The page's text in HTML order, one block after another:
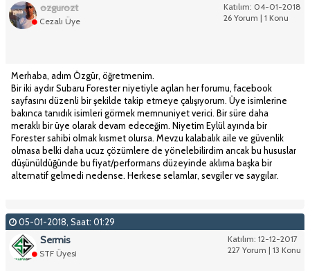
Katılım: 04-01-2018
26 Yorum | 1 Konu
ozgurozt
Cezalı Üye
Merhaba, adım Özgür, öğretmenim.
Bir iki aydır Subaru Forester niyetiyle açılan her forumu, facebook
sayfasını düzenli bir şekilde takip etmeye çalışıyorum. Üye isimlerine
bakınca tanıdık isimleri görmek memnuniyet verici. Bir süre daha
meraklı bir üye olarak devam edeceğim. Niyetim Eylül ayında bir
Forester sahibi olmak kısmet olursa. Mevzu kalabalık aile ve güvenlik
olmasa belki daha ucuz çözümlere de yönelebilirdim ancak bu hususlar
düşünüldüğünde bu fiyat/performans düzeyinde aklıma başka bir
alternatif gelmedi nedense. Herkese selamlar, sevgiler ve saygılar.
05-01-2018, Saat: 01:29
Katılım: 12-12-2017
227 Yorum | 13 Konu
Sermis
STF Üyesi